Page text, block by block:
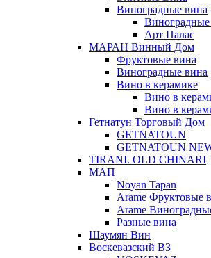
Виноградные вина
Виноградные
Арт Палас
МАРАН Винный Дом
Фруктовые вина
Виноградные вина
Вино в керамике
Вино в
Вино в
Гетнатун Торговый Дом
GETNATOUN
GETNATOUN
TIRANI. OLD CHINARI
МАП
Noyan Tapan
Arame Фруктовые
Arame
Разные вина
Шаумян Вин
Воскевазский ВЗ